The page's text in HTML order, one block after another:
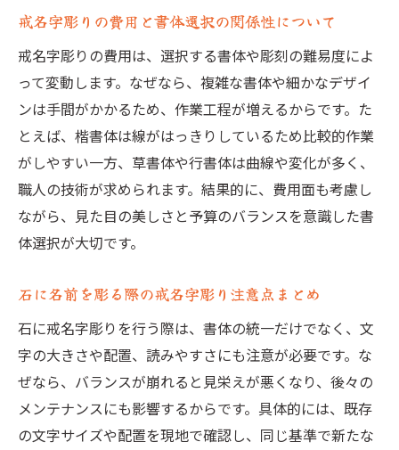
戒名字彫りの費用と書体選択の関係性について
戒名字彫りの費用は、選択する書体や彫刻の難易度によ
って変動します。なぜなら、複雑な書体や細かなデザイ
ンは手間がかかるため、作業工程が増えるからです。た
とえば、楷書体は線がはっきりしているため比較的作業
がしやすい一方、草書体や行書体は曲線や変化が多く、
職人の技術が求められます。結果的に、費用面も考慮し
ながら、見た目の美しさと予算のバランスを意識した書
体選択が大切です。
石に名前を彫る際の戒名字彫り注意点まとめ
石に戒名字彫りを行う際は、書体の統一だけでなく、文
字の大きさや配置、読みやすさにも注意が必要です。な
ぜなら、バランスが崩れると見栄えが悪くなり、後々の
メンテナンスにも影響するからです。具体的には、既存
の文字サイズや配置を現地で確認し、同じ基準で新たな